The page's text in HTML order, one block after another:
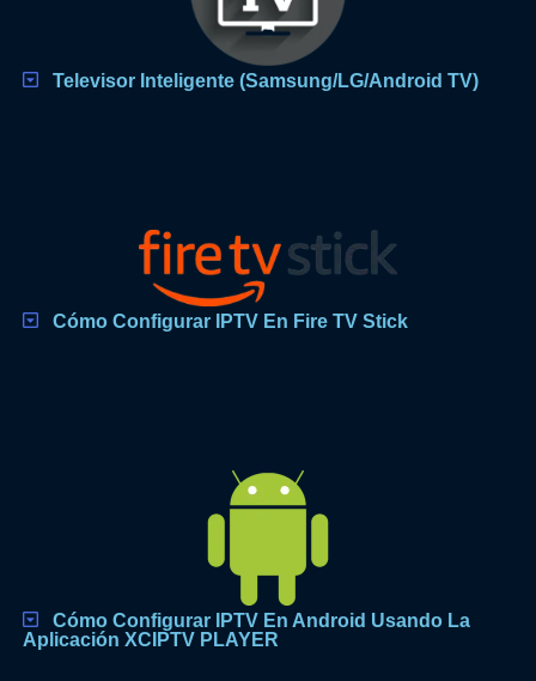
Televisor Inteligente (Samsung/LG/Android TV)
Cómo Configurar IPTV En Fire TV Stick
Cómo Configurar IPTV En Android Usando La
Aplicación XCIPTV PLAYER